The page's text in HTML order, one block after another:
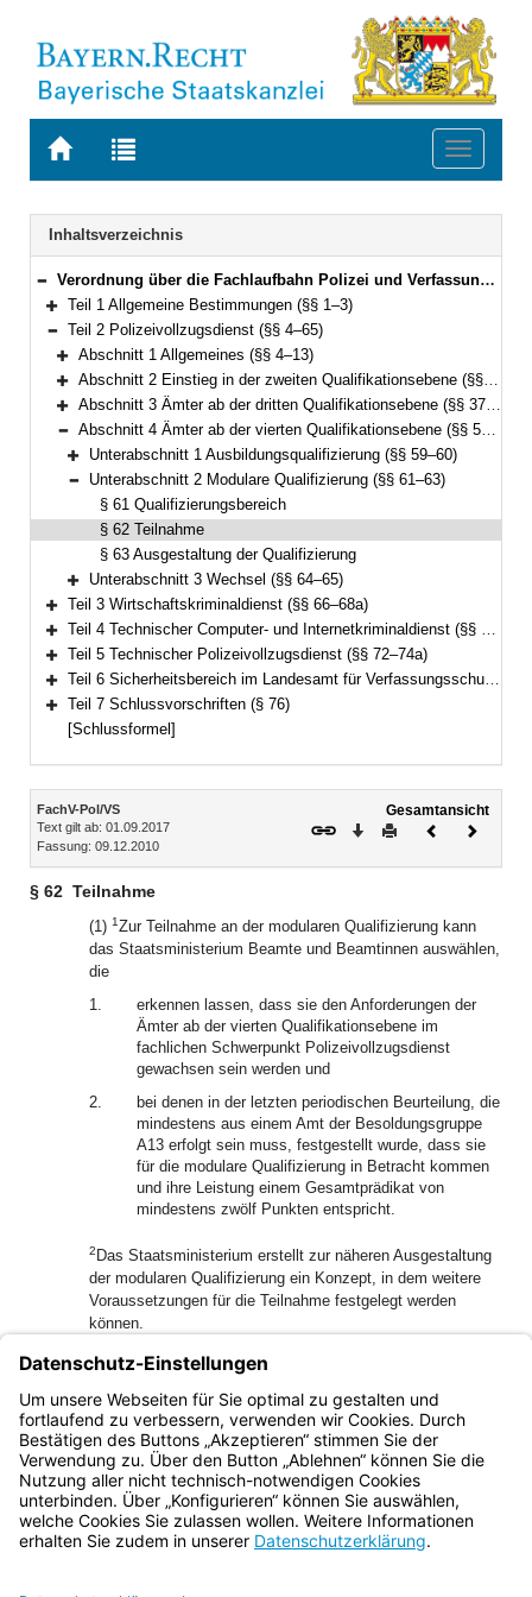
Zur
BAYERN.RECHT
Zur
letzten
Suche
Toggle
Navigation
Inhaltsverzeichnis
Bereich reduzieren
Verordnung über die Fachlaufbahn Polizei und Verfassungsschutz (FachV-Pol/VS) Vom 9. Dezember 2010 (GVBl. S. 821; 2011 S. 36) BayRS 2030-2-2-I (§§ 1–76)
Bereich erweitern
Teil 1 Allgemeine Bestimmungen (§§ 1–3)
Bereich reduzieren
Teil 2 Polizeivollzugsdienst (§§ 4–65)
Bereich erweitern
Abschnitt 1 Allgemeines (§§ 4–13)
Bereich erweitern
Abschnitt 2 Einstieg in der zweiten Qualifikationsebene (§§ 14–36)
Bereich erweitern
Abschnitt 3 Ämter ab der dritten Qualifikationsebene (§§ 37–58)
Bereich reduzieren
Abschnitt 4 Ämter ab der vierten Qualifikationsebene (§§ 59–65)
Bereich erweitern
Unterabschnitt 1 Ausbildungsqualifizierung (§§ 59–60)
Bereich reduzieren
Unterabschnitt 2 Modulare Qualifizierung (§§ 61–63)
§ 61 Qualifizierungsbereich
§ 62 Teilnahme
§ 63 Ausgestaltung der Qualifizierung
Bereich erweitern
Unterabschnitt 3 Wechsel (§§ 64–65)
Bereich erweitern
Teil 3 Wirtschaftskriminaldienst (§§ 66–68a)
Bereich erweitern
Teil 4 Technischer Computer- und Internetkriminaldienst (§§ 69–71a)
Bereich erweitern
Teil 5 Technischer Polizeivollzugsdienst (§§ 72–74a)
Bereich erweitern
Teil 6 Sicherheitsbereich im Landesamt für Verfassungsschutz (§§ 75–75a)
Bereich erweitern
Teil 7 Schlussvorschriften (§ 76)
[Schlussformel]
Inhalt
FachV-Pol/VS
Text gilt ab: 01.09.2017
Fassung: 09.12.2010
Gesamtansicht
Download
DruckenVorheriges
§ 62 Teilnahme
(1) 1Zur Teilnahme an der modularen Qualifizierung kann
das Staatsministerium Beamte und Beamtinnen auswählen,
die
1.
erkennen lassen, dass sie den Anforderungen der
Ämter ab der vierten Qualifikationsebene im
fachlichen Schwerpunkt Polizeivollzugsdienst
gewachsen sein werden und
2.
bei denen in der letzten periodischen Beurteilung, die
mindestens aus einem Amt der Besoldungsgruppe
A13 erfolgt sein muss, festgestellt wurde, dass sie
für die modulare Qualifizierung in Betracht kommen
und ihre Leistung einem Gesamtprädikat von
mindestens zwölf Punkten entspricht.
2 Das Staatsministerium erstellt zur näheren Ausgestaltung
der modularen Qualifizierung ein Konzept, in dem weitere
Voraussetzungen für die Teilnahme festgelegt werden
können.
(2) Die Teilnahme an der modularen Qualifizierung wird
beendet, wenn die Voraussetzungen des Abs. 1 Satz 1
nicht mehr erfüllt werden.2Die Entscheidung trifft das
Staatsministerium.
Bayern.de
BayernPortal